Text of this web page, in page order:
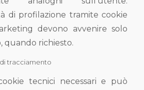
di profilazione tramite cookie
devono avvenire solo
quando richiesto.
tracciamento
tecnici necessari e può